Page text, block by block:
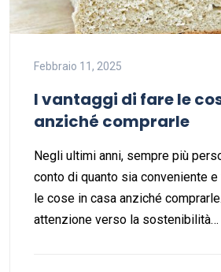
Febbraio 11, 2025
I vantaggi di fare le
anziché comprarle
Negli ultimi anni, sempre più
conto di quanto sia conveniente
le cose in casa anziché
attenzione verso la sostenibilità…